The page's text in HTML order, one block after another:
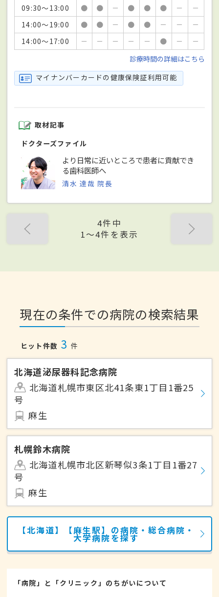
09:30～13:00 ● ● － ● ● ● －
－
14:00～19:00
● ● － ● ● － －
－
14:00～17:00
－ － － － － ● －
－
診療時間の詳細はこちら
マイナンバーカードの健康保険証利用可能
取材記事
ドクターズファイル
より日常に近いところで患者に貢献でき
る歯科医師へ
清水 達哉 院長
4件中
1〜4件を表示
現在の条件での病院の検索結果
ヒット件数 3 件
北海道泌尿器科記念病院
北海道札幌市東区北41条東1丁目1番25
号
麻生
札幌鈴木病院
北海道札幌市北区新琴似3条1丁目1番27
号
麻生
【北海道】【麻生駅】の病院・総合病院・
大学病院を探す
「病院」と「クリニック」のちがいについて